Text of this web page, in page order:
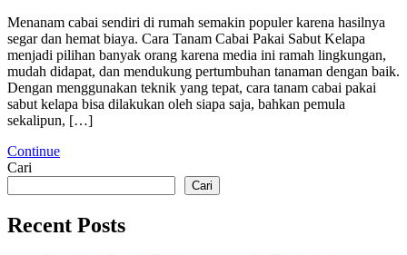
Menanam cabai sendiri di rumah semakin populer karena hasilnya
segar dan hemat biaya. Cara Tanam Cabai Pakai Sabut Kelapa
menjadi pilihan banyak orang karena media ini ramah lingkungan,
mudah didapat, dan mendukung pertumbuhan tanaman dengan baik.
Dengan menggunakan teknik yang tepat, cara tanam cabai pakai
sabut kelapa bisa dilakukan oleh siapa saja, bahkan pemula
sekalipun, […]
Continue
Cari
Cari
Recent Posts